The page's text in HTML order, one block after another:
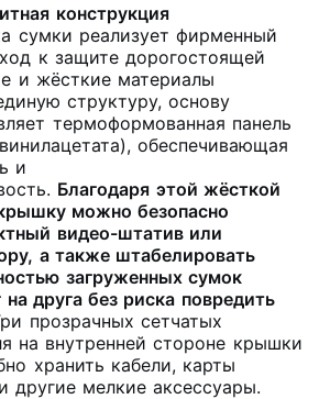
конструкция
сумки реализует фирменный
к защите дорогостоящей
и жёсткие материалы
структуру, основу
термоформованная панель
обеспечивающая
и
Благодаря этой жёсткой
можно безопасно
видео-штатив или
а также штабелировать
загруженных сумок
друга без риска повредить
прозрачных сетчатых
на внутренней стороне крышки
хранить кабели, карты
другие мелкие аксессуары.